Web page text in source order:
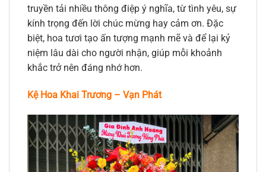
truyền tải nhiều thông điệp ý nghĩa, từ tình yêu, sự
kính trọng đến lời chúc mừng hay cảm ơn. Đặc
biệt, hoa tươi tạo ấn tượng mạnh mẽ và để lại kỷ
niệm lâu dài cho người nhận, giúp mỗi khoảnh
khắc trở nên đáng nhớ hơn.
Kệ Hoa Khai Trương – Vạn Phát